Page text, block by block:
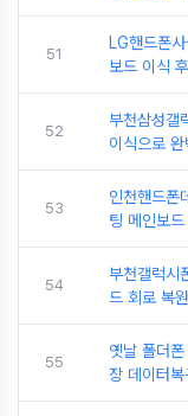
51
LG핸드폰
보드 이식
52
부천삼성갤
이식으로
53
인천핸드폰
팅 메인보
54
부천갤럭시
드 회로 복
55
옛날 폴더
장 데이터